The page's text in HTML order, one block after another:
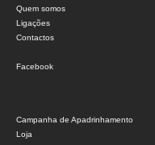
Quem somos
Ligações
Contactos
Facebook
Campanha de Apadrinhamento
Loja